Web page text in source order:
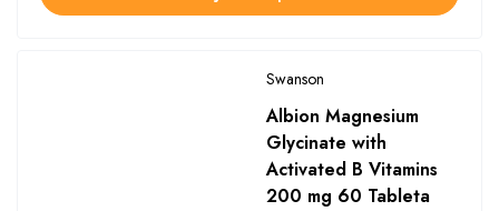
Swanson
Albion Magnesium
Glycinate with
Activated B Vitamins
200 mg 60 Tableta